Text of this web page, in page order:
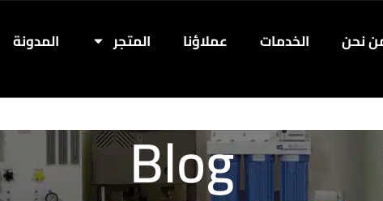
نحن الخدمات عملاؤنا المتجر المدونة
Blog